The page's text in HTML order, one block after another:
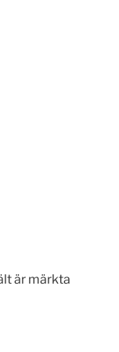
är märkta